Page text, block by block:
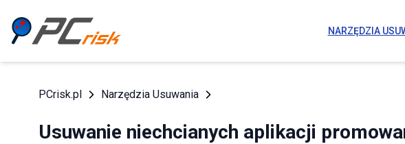
NARZĘDZIA
PCrisk.pl Narzędzia Usuwania
Usuwanie niechcianych aplikacji